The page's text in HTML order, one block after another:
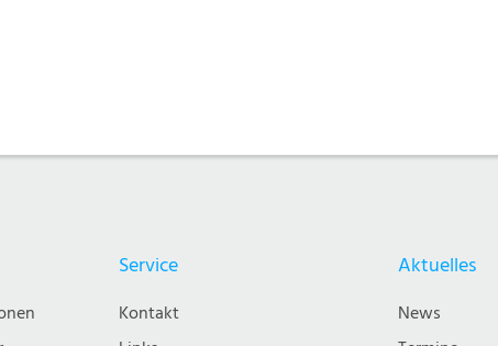
Service
Kontakt
Aktuelles
News